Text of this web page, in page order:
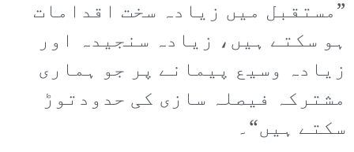
”مستقبل میں زیادہ سخت اقدامات
ہو سکتے ہیں، زیادہ سنجیدہ اور
زیادہ وسیع پیمانے پر جو ہماری
مشترکہ فیصلہ سازی کی حدودتوڑ
سکتے ہیں“۔